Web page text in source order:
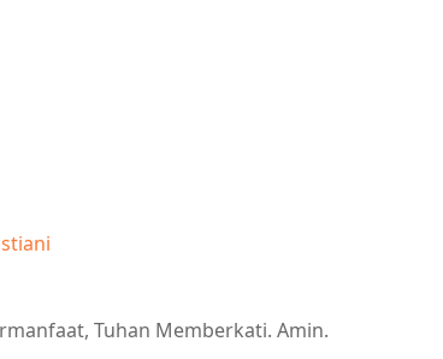
Tuhan Memberkati. Amin.